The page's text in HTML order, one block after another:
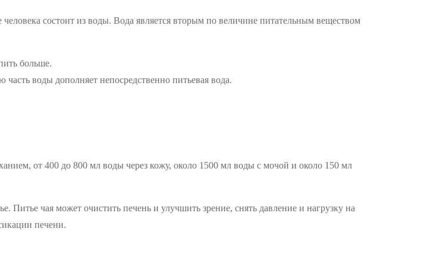
состоит из воды. Вода является вторым по величине питательным веществом
больше.
воды дополняет непосредственно питьевая вода.
от 400 до 800 мл воды через кожу, около 1500 мл воды с мочой и около 150 мл
Питье чая может очистить печень и улучшить зрение, снять давление и нагрузку на
печени.